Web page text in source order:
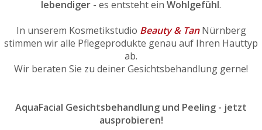
lebendiger - es entsteht ein Wohlgefühl.
In unserem Kosmetikstudio Beauty & TanNürnberg
stimmen wir alle Pflegeprodukte genau auf Ihren Hauttyp
ab.
Wir beraten Sie zu deiner Gesichtsbehandlung gerne!
AquaFacial Gesichtsbehandlung und Peeling - jetzt
ausprobieren!